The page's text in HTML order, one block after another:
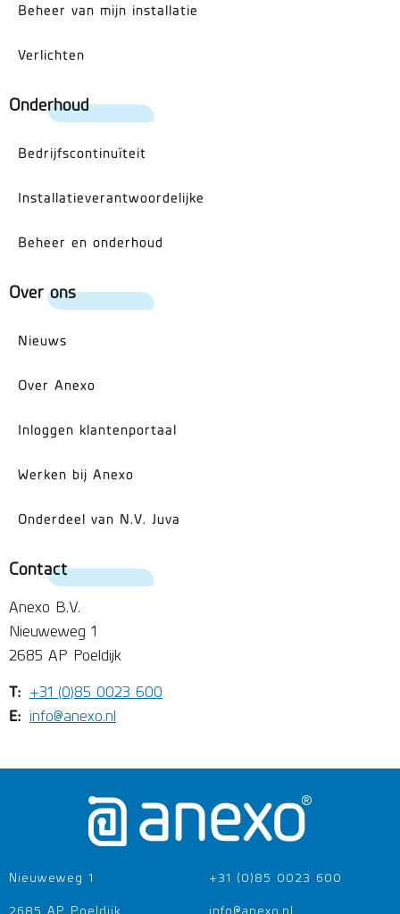
Beheer van mijn installatie
Verlichten
Onderhoud
Bedrijfscontinuïteit
Installatieverantwoordelijke
Beheer en onderhoud
Over ons
Nieuws
Over Anexo
Inloggen klantenportaal
Werken bij Anexo
Onderdeel van N.V. Juva
Contact
Anexo B.V.
Nieuweweg 1
2685 AP Poeldijk
T: +31 (0)85 0023 600
E: info@anexo.nl
Nieuweweg 1
2685 AP Poeldijk
+31 (0)85 0023 600
info@anexo.nl